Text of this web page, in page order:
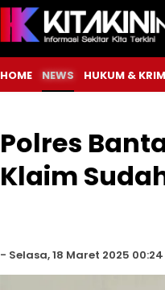
HOME NEWS HUKUM &
Polres
Klaim
- Selasa, 18 Maret 2025 00:24